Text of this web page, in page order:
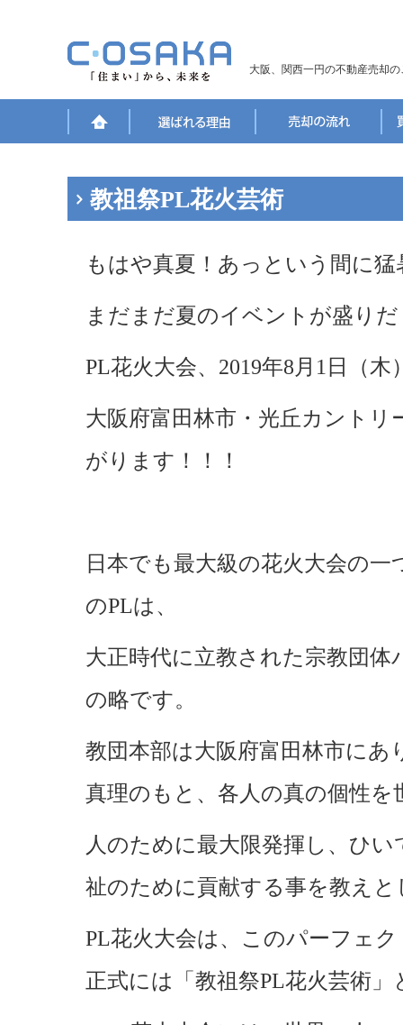
大阪、関西一円の不動産売却
教祖祭PL花火芸術
もはや真夏！あっという間に
まだまだ夏のイベントが盛り
PL花火大会、2019年8月1日（木
大阪府富田林市・光丘カントリ
がります！！！
日本でも最大級の花火大会の一
のPLは、
大正時代に立教された宗教団
の略です。
教団本部は大阪府富田林市にあ
真理のもと、各人の真の個性を
人のために最大限発揮し、ひ
祉のために貢献する事を教え
PL花火大会は、このパーフェ
正式には「教祖祭PL花火芸術」